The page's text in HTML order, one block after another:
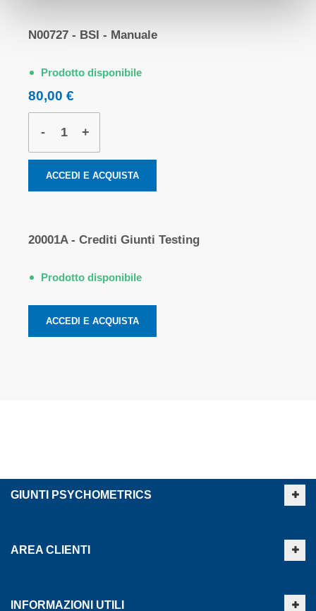
N00727 - BSI - Manuale
Prodotto disponibile
80,00 €
- +
ACCEDI E ACQUISTA
20001A - Crediti Giunti Testing
Prodotto disponibile
ACCEDI E ACQUISTA
GIUNTI PSYCHOMETRICS
AREA CLIENTI
INFORMAZIONI UTILI